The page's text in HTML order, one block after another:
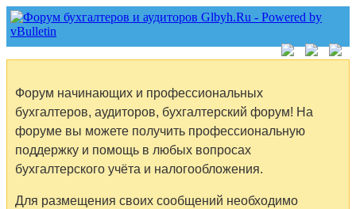
Форум начинающих и профессиональных
бухгалтеров, аудиторов, бухгалтерский форум! На
форуме вы можете получить профессиональную
поддержку и помощь в любых вопросах
бухгалтерского учёта и налогообложения.
Для размещения своих сообщений необходимо